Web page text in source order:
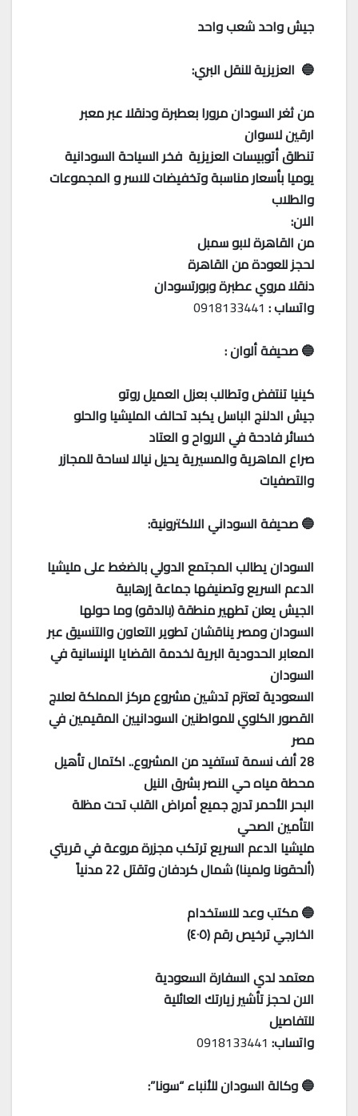
جيش واحد شعب واحد
🔵 العزيزية للنقل البري:
من ثغر السودان مرورا بعطبرة ودنقلا عبر معبر
ارقين لاسوان
تنطلق أتوبيسات العزيزية فخر السياحة السودانية
يوميا بأسعار مناسبة وتخفيضات للاسر و المجموعات
والطلاب
الان:
من القاهرة لابو سمبل
لحجز للعودة من القاهرة
دنقلا مروي عطبرة وبورتسودان
واتساب : 0918133441
🔵 صحيفة ألوان :
كينيا تنتفض وتطالب بعزل العميل روتو
جيش الدلنج الباسل يكبد تحالف المليشيا والحلو
خسائر فادحة في الارواح و العتاد
صراع الماهرية والمسيرية يحيل نيالا لساحة للمجازر
والتصفيات
🔵 صحيفة السوداني الالكترونية:
السودان يطالب المجتمع الدولي بالضغط على مليشيا
الدعم السريع وتصنيفها جماعة إرهابية
الجيش يعلن تطهير منطقة (بالدقو) وما حولها
السودان ومصر يناقشان تطوير التعاون والتنسيق عبر
المعابر الحدودية البرية لخدمة القضايا الإنسانية في
السودان
السعودية تعتزم تدشين مشروع مركز المملكة لعلاج
القصور الكلوي للمواطنين السودانيين المقيمين في
مصر
28 ألف نسمة تستفيد من المشروع.. اكتمال تأهيل
محطة مياه حي النصر بشرق النيل
البحر الأحمر تدرج جميع أمراض القلب تحت مظلة
التأمين الصحي
مليشيا الدعم السريع ترتكب مجزرة مروعة في قريتي
(ألحقونا ولمينا) شمال كردفان وتقتل 22 مدنياً
🔵 مكتب وعد للاستخدام
الخارجي ترخيص رقم (٤٠٥)
معتمد لدي السفارة السعودية
الان لحجز تأشير زيارتك العائلية
للتفاصيل
واتساب: 0918133441
🔵 وكالة السودان للأنباء “سونا”: